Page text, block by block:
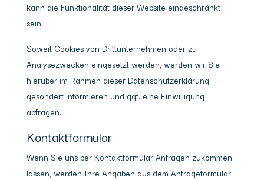
kann die Funktionalität dieser Website eingeschränkt
sein.
Soweit Cookies von Drittunternehmen oder zu
Analysezwecken eingesetzt werden, werden wir Sie
hierüber im Rahmen dieser Datenschutzerklärung
gesondert informieren und ggf. eine Einwilligung
abfragen.
Kontaktformular
Wenn Sie uns per Kontaktformular Anfragen zukommen
lassen, werden Ihre Angaben aus dem Anfrageformular